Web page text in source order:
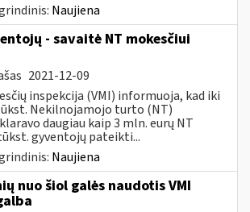
Naujiena
- savaitė NT mokesčiui
2021-12-09
inspekcija (VMI) informuoja, kad iki
Nekilnojamojo turto (NT)
daugiau kaip 3 mln. eurų NT
gyventojų pateikti...
Naujiena
nuo šiol galės naudotis VMI